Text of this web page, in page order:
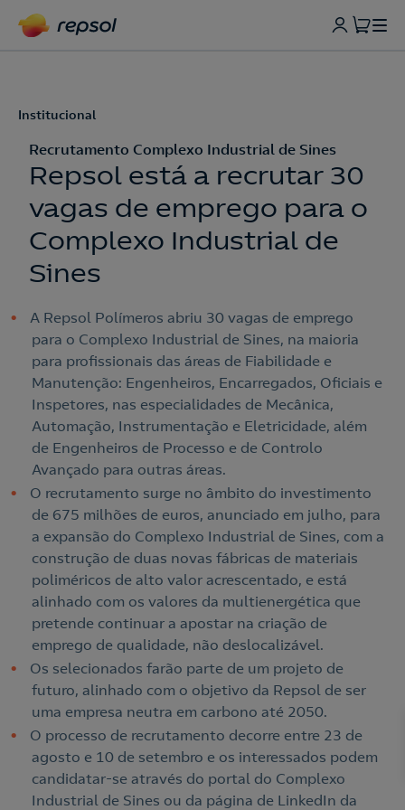
Nós ligamos!
Institucional
Recrutamento Complexo Industrial de Sines
Repsol está a recrutar 30
vagas de emprego para o
Complexo Industrial de
Sines
A Repsol Polímeros abriu 30 vagas de emprego
para o Complexo Industrial de Sines, na maioria
para profissionais das áreas de Fiabilidade e
Manutenção: Engenheiros, Encarregados, Oficiais e
Inspetores, nas especialidades de Mecânica,
Automação, Instrumentação e Eletricidade, além
de Engenheiros de Processo e de Controlo
Avançado para outras áreas.
O recrutamento surge no âmbito do investimento
de 675 milhões de euros, anunciado em julho, para
a expansão do Complexo Industrial de Sines, com a
construção de duas novas fábricas de materiais
poliméricos de alto valor acrescentado, e está
alinhado com os valores da multienergética que
pretende continuar a apostar na criação de
emprego de qualidade, não deslocalizável.
Os selecionados farão parte de um projeto de
futuro, alinhado com o objetivo da Repsol de ser
uma empresa neutra em carbono até 2050.
O processo de recrutamento decorre entre 23 de
agosto e 10 de setembro e os interessados podem
candidatar-se através do portal do Complexo
Industrial de Sines ou da página de LinkedIn da